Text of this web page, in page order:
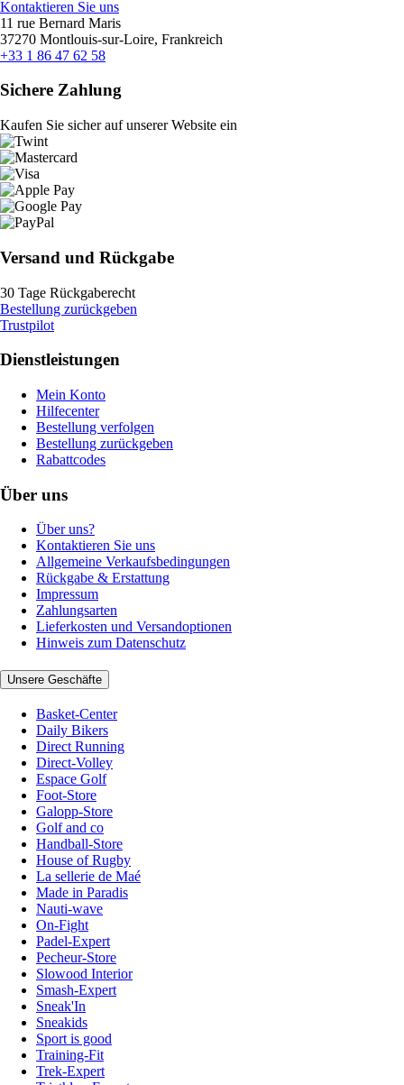
Kontaktieren Sie uns
11 rue Bernard Maris
37270 Montlouis-sur-Loire, Frankreich
+33 1 86 47 62 58
Sichere Zahlung
Kaufen Sie sicher auf unserer Website ein
Versand und Rückgabe
30 Tage Rückgaberecht
Bestellung zurückgeben
Trustpilot
Dienstleistungen
Mein Konto
Hilfecenter
Bestellung verfolgen
Bestellung zurückgeben
Rabattcodes
Über uns
Über uns?
Kontaktieren Sie uns
Allgemeine Verkaufsbedingungen
Rückgabe & Erstattung
Impressum
Zahlungsarten
Lieferkosten und Versandoptionen
Hinweis zum Datenschutz
Unsere Geschäfte
Basket-Center
Daily Bikers
Direct Running
Direct-Volley
Espace Golf
Foot-Store
Galopp-Store
Golf and co
Handball-Store
House of Rugby
La sellerie de Maé
Made in Paradis
Nauti-wave
On-Fight
Padel-Expert
Pecheur-Store
Slowood Interior
Smash-Expert
Sneak'In
Sneakids
Sport is good
Training-Fit
Trek-Expert